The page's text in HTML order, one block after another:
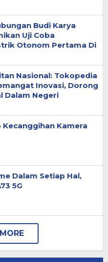
Budi Karya
Uji Coba
Otonom Pertama Di
Nasional: Tokopedia
Inovasi, Dorong
Dalam Negeri
Kamera
Dalam Setiap Hal,
5G